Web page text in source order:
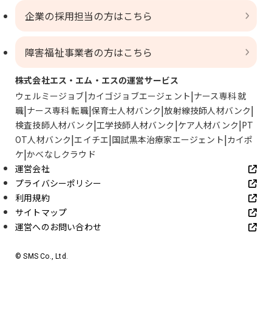
企業の採用担当の方はこちら
障害福祉事業者の方はこちら
株式会社エス・エム・エスの運営サービス
ウェルミージョブ カイゴジョブエージェント ナース専科 就
職 ナース専科 転職 保育士人材バンク 放射線技師人材バンク
検査技師人材バンク 工学技師人材バンク ケア人材バンク PT
OT人材バンク エイチエ 国試黒本治療家エージェント カイポ
ケ かべなしクラウド
運営会社
プライバシーポリシー
利用規約
サイトマップ
運営へのお問い合わせ
© SMS Co., Ltd.